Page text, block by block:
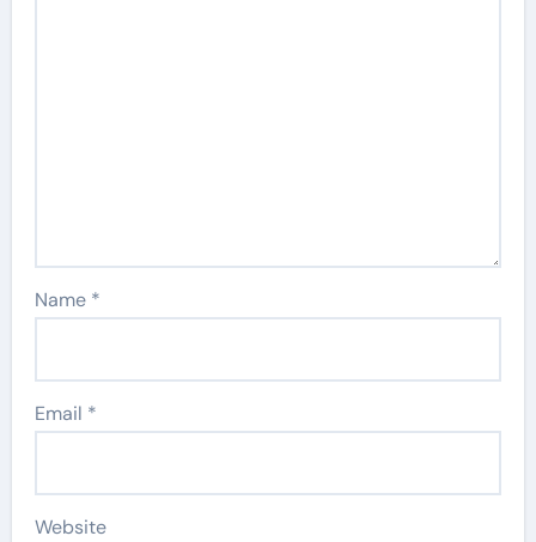
Name *
Email *
Website